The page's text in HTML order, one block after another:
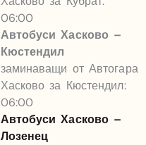
06:00
Автобуси Хасково –
Кюстендил
заминаващи от Автогара
Хасково за Кюстендил:
06:00
Автобуси Хасково –
Лозенец